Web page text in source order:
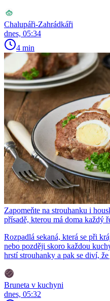
Chalupáři-Zahrádkáři
dnes, 05:34
4 min
Zapomeňte na strouhanku i
přísadě, kterou má doma každý
Rozpadlá sekaná, která se při
nebo později skoro každou
hrstí strouhanky a pak se diví, že
Bruneta v kuchyni
dnes, 05:32